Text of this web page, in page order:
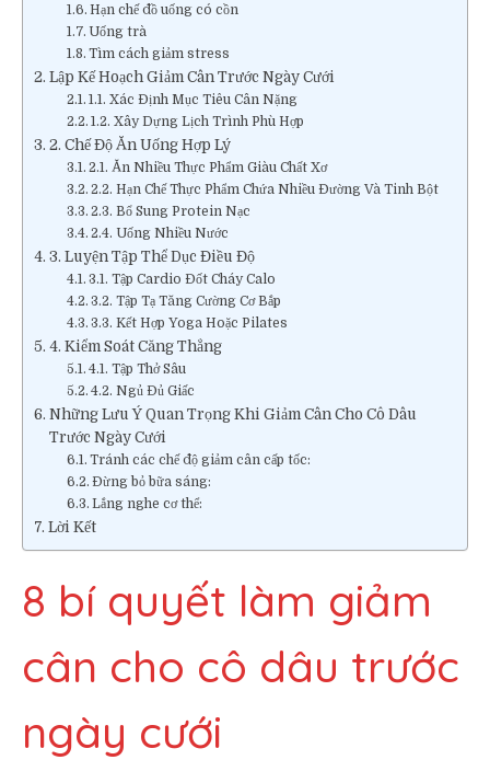
Hạn chế đồ uống có cồn
Uống trà
Tìm cách giảm stress
Lập Kế Hoạch Giảm Cân Trước Ngày Cưới
1.1. Xác Định Mục Tiêu Cân Nặng
1.2. Xây Dựng Lịch Trình Phù Hợp
2. Chế Độ Ăn Uống Hợp Lý
2.1. Ăn Nhiều Thực Phẩm Giàu Chất Xơ
2.2. Hạn Chế Thực Phẩm Chứa Nhiều Đường Và Tinh Bột
2.3. Bổ Sung Protein Nạc
2.4. Uống Nhiều Nước
3. Luyện Tập Thể Dục Điều Độ
3.1. Tập Cardio Đốt Cháy Calo
3.2. Tập Tạ Tăng Cường Cơ Bắp
3.3. Kết Hợp Yoga Hoặc Pilates
4. Kiểm Soát Căng Thẳng
4.1. Tập Thở Sâu
4.2. Ngủ Đủ Giấc
Những Lưu Ý Quan Trọng Khi Giảm Cân Cho Cô Dâu
Trước Ngày Cưới
Tránh các chế độ giảm cân cấp tốc:
Đừng bỏ bữa sáng:
Lắng nghe cơ thể:
Lời Kết
8 bí quyết làm giảm
cân cho cô dâu trước
ngày cưới